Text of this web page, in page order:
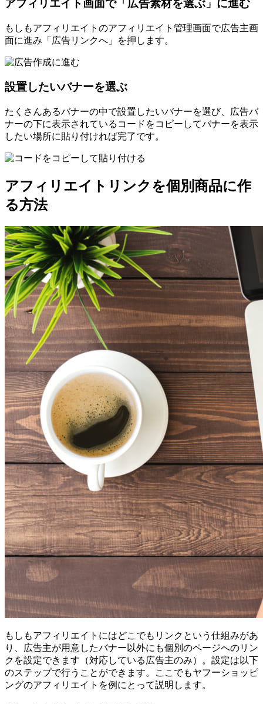
アフィリエイト画面で「広告素材を選ぶ」に進む
もしもアフィリエイトのアフィリエイト管理画面で広告主画
面に進み「広告リンクへ」を押します。
設置したいバナーを選ぶ
たくさんあるバナーの中で設置したいバナーを選び、広告バ
ナーの下に表示されているコードをコピーしてバナーを表示
したい場所に貼り付ければ完了です。
アフィリエイトリンクを個別商品に作
る方法
もしもアフィリエイトにはどこでもリンクという仕組みがあ
り、広告主が用意したバナー以外にも個別のページへのリン
クを設定できます（対応している広告主のみ）。設定は以下
のステップで行うことができます。ここでもヤフーショッピ
ングのアフィリエイトを例にとって説明します。